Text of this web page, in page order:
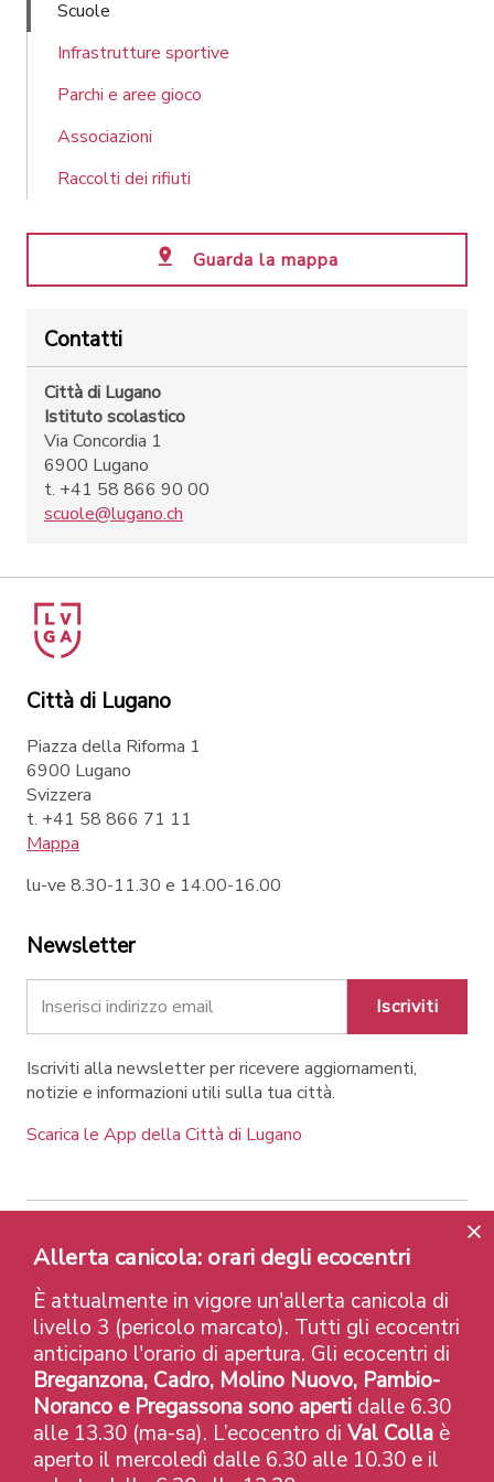
Scuole
Infrastrutture sportive
Parchi e aree gioco
Associazioni
Raccolti dei rifiuti
Guarda la mappa
Contatti
Città di Lugano
Istituto scolastico
Via Concordia 1
6900 Lugano
t. +41 58 866 90 00
scuole@lugano.ch
Città di Lugano
Piazza della Riforma 1
6900 Lugano
Svizzera
t. +41 58 866 71 11
Mappa
lu-ve 8.30-11.30 e 14.00-16.00
Newsletter
Iscriviti
Iscriviti alla newsletter per ricevere aggiornamenti,
notizie e informazioni utili sulla tua città.
Scarica le App della Città di Lugano
Contatti Link Note legali
Privacy Policy
Label e riconoscimenti
Credits
© 2026 Città di Lugano
Allerta canicola: orari degli ecocentri
È attualmente in vigore un'allerta canicola di
livello 3 (pericolo marcato). Tutti gli ecocentri
anticipano l'orario di apertura. Gli ecocentri di
Breganzona, Cadro, Molino Nuovo, Pambio-
Noranco e Pregassona sono aperti dalle 6.30
alle 13.30 (ma-sa). L’ecocentro di Val Colla è
aperto il mercoledì dalle 6.30 alle 10.30 e il